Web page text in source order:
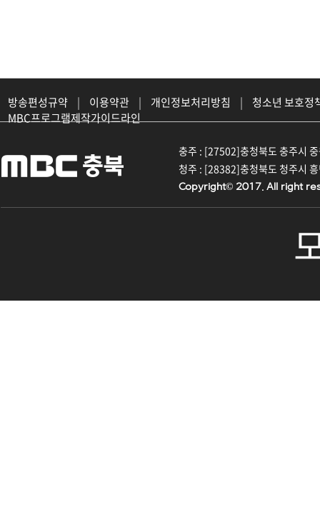
방송편성규약 | 이용약관 | 개인정보처리방침 |
청소년 보호정
MBC프로그램제작가이드라인
충주 : [27502]충청북도 충주시
청주 : [28382]충청북도 청주시
Copyright© 2017. All right